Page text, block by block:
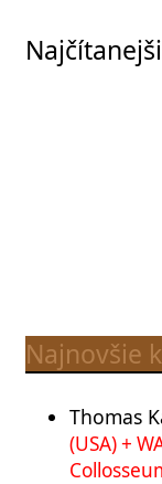
Najnovšie
Thomas
(USA) +